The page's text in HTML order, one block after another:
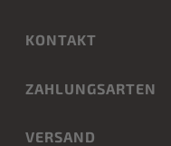
KONTAKT
ZAHLUNGSARTEN
VERSAND